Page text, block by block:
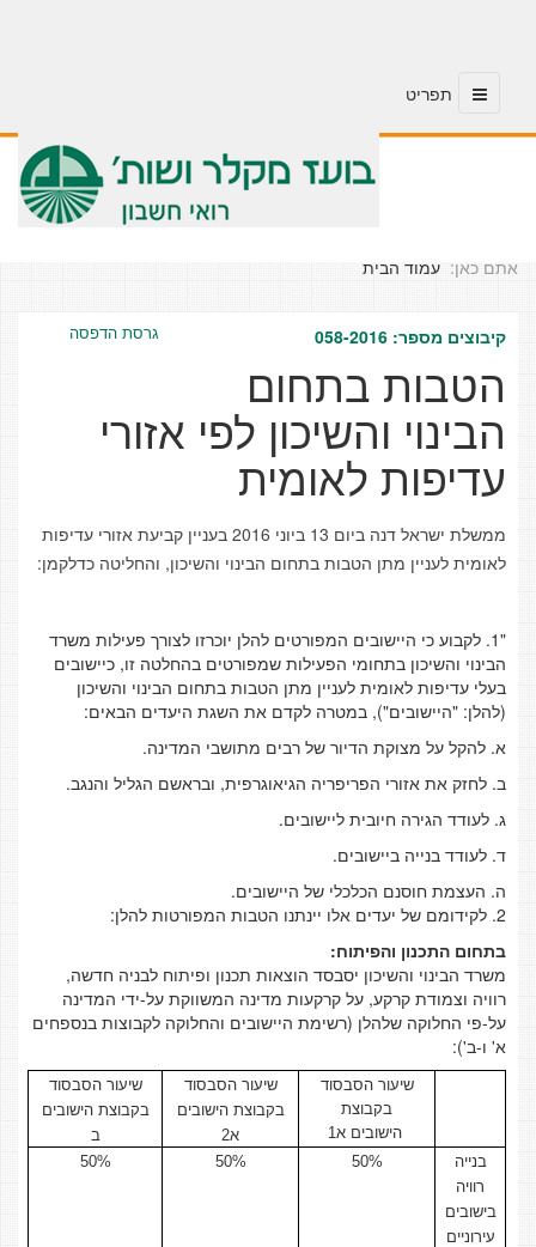
אתם כאן: עמוד הבית
גרסת הדפסה קיבוצים מספר: 058-2016
הטבות בתחום
הבינוי והשיכון לפי אזורי
עדיפות לאומית
ממשלת ישראל דנה ביום 13 ביוני 2016 בעניין קביעת אזורי עדיפות
לאומית לעניין מתן הטבות בתחום הבינוי והשיכון, והחליטה כדלקמן:
"1. לקבוע כי היישובים המפורטים להלן יוכרזו לצורך פעילות משרד
הבינוי והשיכון בתחומי הפעילות שמפורטים בהחלטה זו, כיישובים
בעלי עדיפות לאומית לעניין מתן הטבות בתחום הבינוי והשיכון
(להלן: "היישובים"), במטרה לקדם את השגת היעדים הבאים:
א. להקל על מצוקת הדיור של רבים מתושבי המדינה.
ב. לחזק את אזורי הפריפריה הגיאוגרפית, ובראשם הגליל והנגב.
ג. לעודד הגירה חיובית ליישובים.
ד. לעודד בנייה ביישובים.
ה. העצמת חוסנם הכלכלי של היישובים.
2. לקידומם של יעדים אלו יינתנו הטבות המפורטות להלן:
בתחום התכנון והפיתוח:
משרד הבינוי והשיכון יסבסד הוצאות תכנון ופיתוח לבניה חדשה,
רוויה וצמודת קרקע, על קרקעות מדינה המשווקת על-ידי המדינה
על-פי החלוקה שלהלן (רשימת היישובים והחלוקה לקבוצות בנספחים
א' ו-ב'):
שיעור הסבסוד
בקבוצת
הישובים א1
שיעור הסבסוד
בקבוצת הישובים
א2
שיעור הסבסוד
בקבוצת הישובים
ב
בנייה
רוויה
בישובים
עירוניים
50%
50%
50%